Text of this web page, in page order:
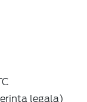
legala)